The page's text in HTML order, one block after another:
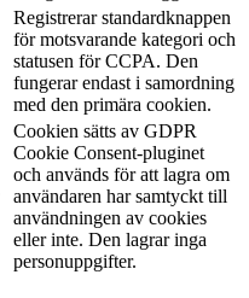
Registrerar standardknappen
för motsvarande kategori och
statusen för CCPA. Den
fungerar endast i samordning
med den primära cookien.
Cookien sätts av GDPR
Cookie Consent-pluginet
och används för att lagra om
användaren har samtyckt till
användningen av cookies
eller inte. Den lagrar inga
personuppgifter.